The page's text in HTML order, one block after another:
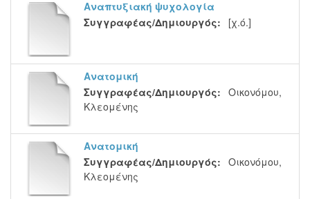
Αναπτυξιακή ψυχολογία
Συγγραφέας/Δημιουργός:
[χ.ό.]
Ανατομική
Συγγραφέας/Δημιουργός: Οικονόμου,
Κλεομένης
Ανατομική
Συγγραφέας/Δημιουργός: Οικονόμου,
Κλεομένης